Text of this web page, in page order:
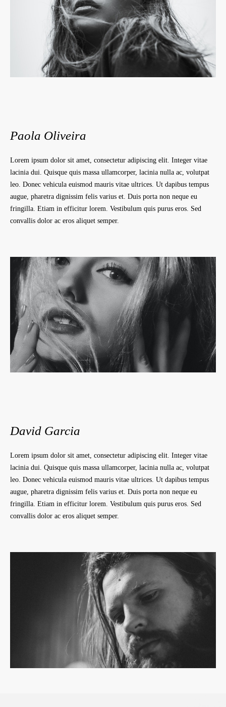
Paola Oliveira
Lorem ipsum dolor sit amet, consectetur adipiscing elit. Integer vitae
lacinia dui. Quisque quis massa ullamcorper, lacinia nulla ac, volutpat
leo. Donec vehicula euismod mauris vitae ultrices. Ut dapibus tempus
augue, pharetra dignissim felis varius et. Duis porta non neque eu
fringilla. Etiam in efficitur lorem. Vestibulum quis purus eros. Sed
convallis dolor ac eros aliquet semper.
David Garcia
Lorem ipsum dolor sit amet, consectetur adipiscing elit. Integer vitae
lacinia dui. Quisque quis massa ullamcorper, lacinia nulla ac, volutpat
leo. Donec vehicula euismod mauris vitae ultrices. Ut dapibus tempus
augue, pharetra dignissim felis varius et. Duis porta non neque eu
fringilla. Etiam in efficitur lorem. Vestibulum quis purus eros. Sed
convallis dolor ac eros aliquet semper.